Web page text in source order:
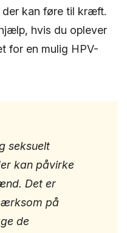
der kan føre til kræft.
hvis du oplever
for en mulig HPV-
seksuelt
kan påvirke
Det er
på
de